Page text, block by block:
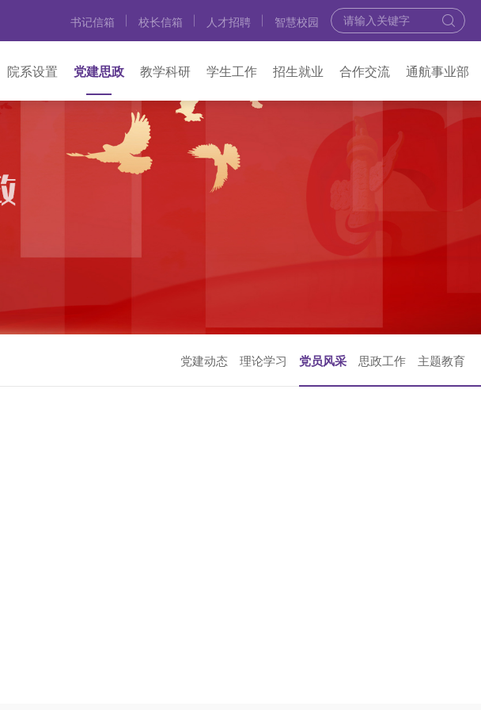
书记信箱 校长信箱 人才招聘 智慧校园
院系设置 党建思政 教学科研 学生工作 招生就业 合作交流 通航事业部
党建动态 理论学习 党员风采 思政工作 主题教育